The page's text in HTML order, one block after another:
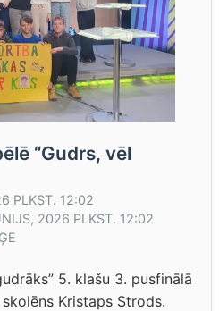
“Gudrs, vēl
PLKST. 12:02
2026 PLKST. 12:02
5. klašu 3. pusfinālā
Kristaps Strods.